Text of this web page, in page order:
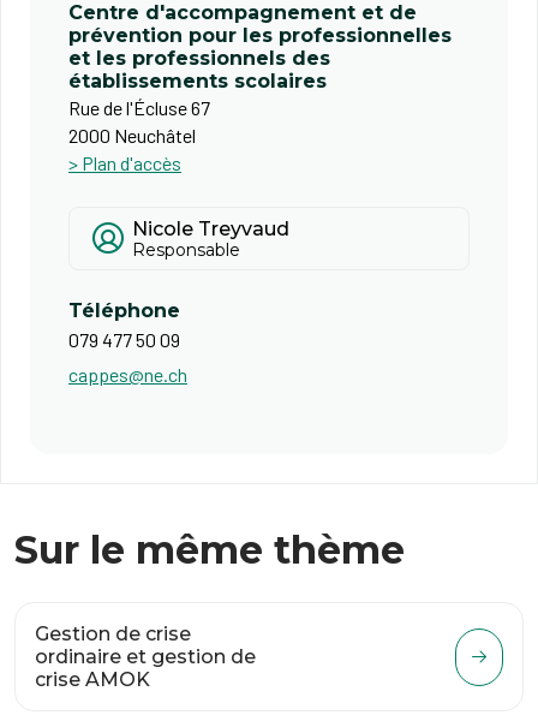
Centre d'accompagnement et de
prévention pour les professionnelles
et les professionnels des
établissements scolaires
Rue de l'Écluse 67
2000 Neuchâtel
> Plan d'accès
Nicole Treyvaud
Responsable
Téléphone
079 477 50 09
cappes@ne.ch
Sur le même thème
Gestion de crise
ordinaire et gestion de
crise AMOK